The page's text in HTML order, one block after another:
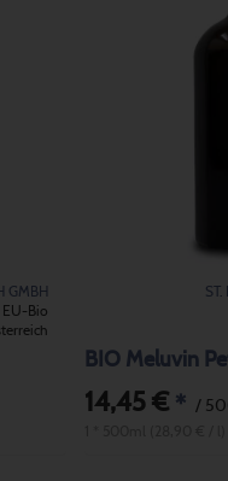
GMBH
EU-Bio
BIO Meluvin
14,45 €* /